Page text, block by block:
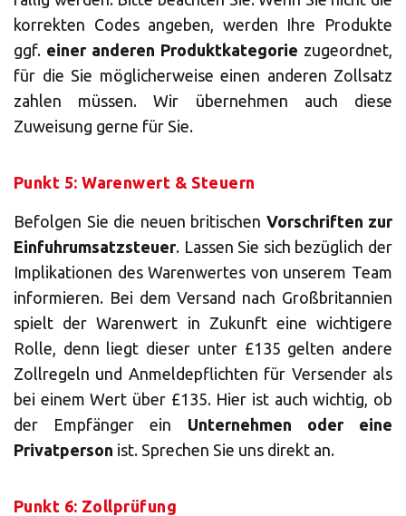
korrekten Codes angeben, werden Ihre Produkte
ggf. einer anderen Produktkategorie zugeordnet,
für die Sie möglicherweise einen anderen Zollsatz
zahlen müssen. Wir übernehmen auch diese
Zuweisung gerne für Sie.
Punkt 5: Warenwert & Steuern
Befolgen Sie die neuen britischen Vorschriften zur
Einfuhrumsatzsteuer. Lassen Sie sich bezüglich der
Implikationen des Warenwertes von unserem Team
informieren. Bei dem Versand nach Großbritannien
spielt der Warenwert in Zukunft eine wichtigere
Rolle, denn liegt dieser unter £135 gelten andere
Zollregeln und Anmeldepflichten für Versender als
bei einem Wert über £135. Hier ist auch wichtig, ob
der Empfänger ein Unternehmen oder eine
Privatperson ist. Sprechen Sie uns direkt an.
Punkt 6: Zollprüfung